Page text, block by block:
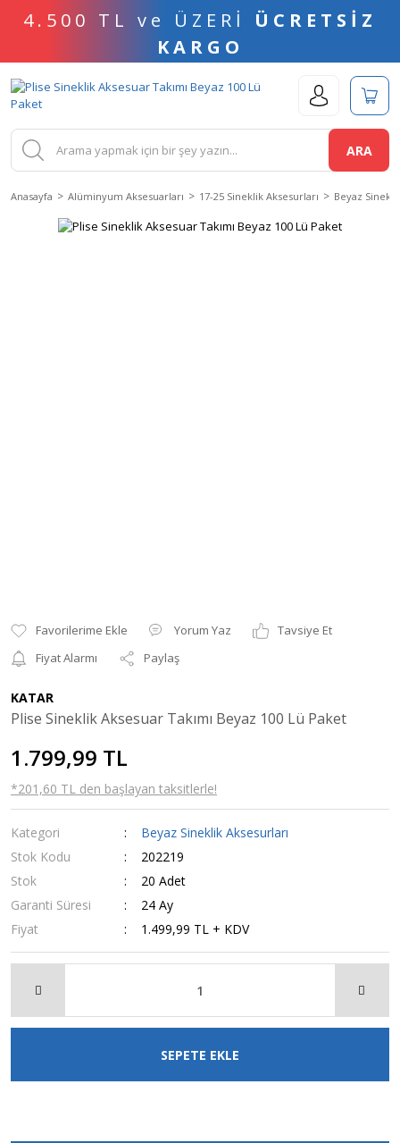
4.500 TL ve ÜZERİ ÜCRETSİZ
KARGO
ARA
Anasayfa Alüminyum Aksesuarları 17-25 Sineklik Aksesurları Beyaz
Yorum Yaz
Tavsiye Et
Fiyat Alarmı
Paylaş
KATAR
Plise Sineklik Aksesuar Takımı Beyaz 100 Lü Paket
1.799,99 TL
*201,60 TL den başlayan taksitlerle!
Kategori
Beyaz Sineklik Aksesurları
Stok Kodu
202219
Stok
20 Adet
Garanti Süresi
24 Ay
Fiyat
1.499,99 TL + KDV
SEPETE EKLE